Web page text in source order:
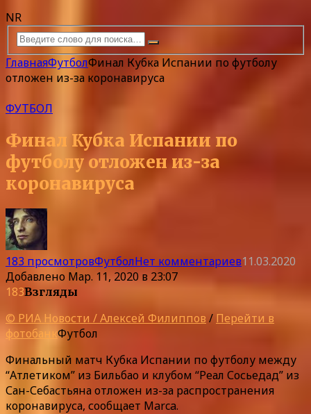
NR
ГлавнаяФутболФинал Кубка Испании по футболу
отложен из-за коронавируса
ФУТБОЛ
Финал Кубка Испании по
футболу отложен из-за
коронавируса
183 просмотровФутболНет комментариев11.03.2020
Добавлено Мар. 11, 2020 в 23:07
183Взгляды
© РИА Новости / Алексей Филиппов / Перейти в
фотобанкФутбол
Финальный матч Кубка Испании по футболу между
“Атлетиком” из Бильбао и клубом “Реал Сосьедад” из
Сан-Себастьяна отложен из-за распространения
коронавируса, сообщает Marca.